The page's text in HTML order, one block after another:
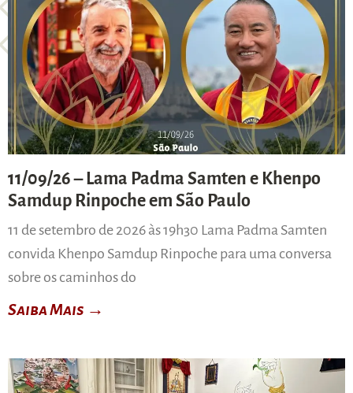
11/09/26 – Lama Padma Samten e Khenpo
Samdup Rinpoche em São Paulo
11 de setembro de 2026 às 19h30 Lama Padma Samten
convida Khenpo Samdup Rinpoche para uma conversa
sobre os caminhos do
Saiba Mais →